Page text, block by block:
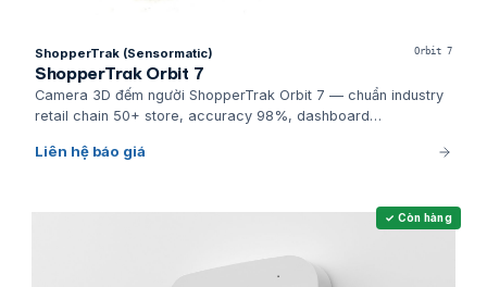
ShopperTrak (Sensormatic) Orbit 7
ShopperTrak Orbit 7
Camera 3D đếm người ShopperTrak Orbit 7 — chuẩn industry
retail chain 50+ store, accuracy 98%, dashboard
Liên hệ báo giá
✓ Còn hàng